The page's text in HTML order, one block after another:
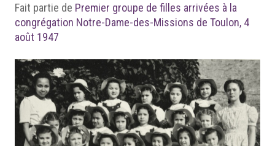
Fait partie de Premier groupe de filles arrivées à la
congrégation Notre-Dame-des-Missions de Toulon, 4
août 1947